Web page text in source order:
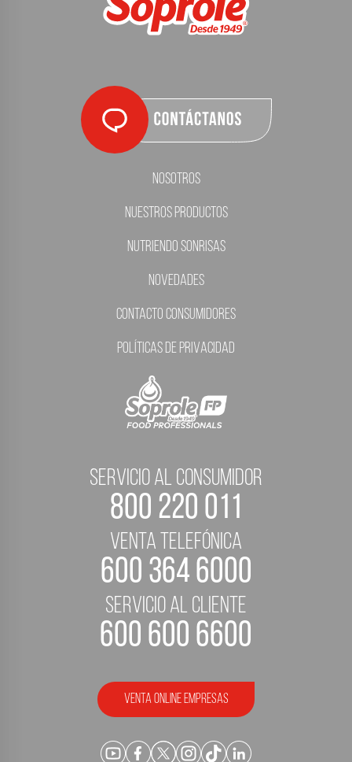
Nosotros
Nuestros Productos
Nutriendo Sonrisas
Novedades
Contacto Consumidores
Políticas de Privacidad
servicio al consumidor
800 220 011
Venta telefónica
600 364 6000
servicio al cliente
600 600 6600
Venta Online empresas